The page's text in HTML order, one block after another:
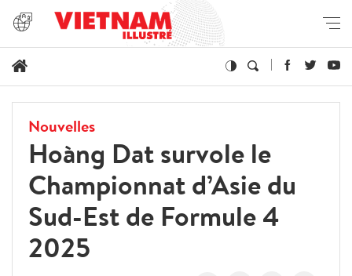
Nouvelles
Hoàng Dat survole le
Championnat d’Asie du
Sud-Est de Formule 4
2025